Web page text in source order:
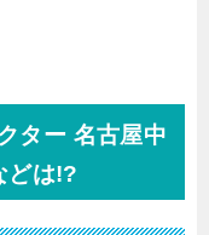
ター 名古屋中
どは!?